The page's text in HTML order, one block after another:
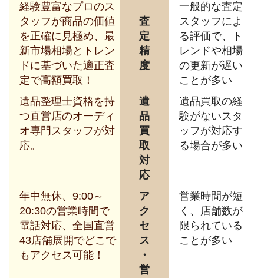
経験豊富なプロのス
タッフが商品の価値
を正確に見極め、最
新市場相場とトレン
ドに基づいた適正査
定で高額買取！
査
定
精
度
一般的な査定
スタッフによ
る評価で、ト
レンドや相場
の更新が遅い
ことが多い
遺品整理士資格を持
つ直営店のオーディ
オ専門スタッフが対
応。
遺
品
買
取
対
応
遺品買取の経
験がないスタ
ッフが対応す
る場合が多い
年中無休、9:00～
20:30の営業時間で
電話対応、全国直営
43店舗展開でどこで
もアクセス可能！
ア
ク
セ
ス
・
営
営業時間が短
く、店舗数が
限られている
ことが多い